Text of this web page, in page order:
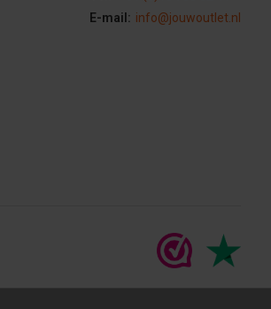
E-mail: info@jouwoutlet.nl